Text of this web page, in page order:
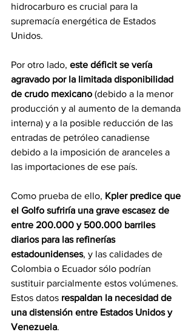
hidrocarburo es crucial para la
supremacía energética de Estados
Unidos.
Por otro lado, este déficit se vería
agravado por la limitada disponibilidad
de crudo mexicano (debido a la menor
producción y al aumento de la demanda
interna) y a la posible reducción de las
entradas de petróleo canadiense
debido a la imposición de aranceles a
las importaciones de ese país.
Como prueba de ello, Kpler predice que
el Golfo sufriría una grave escasez de
entre 200.000 y 500.000 barriles
diarios para las refinerías
estadounidenses, y las calidades de
Colombia o Ecuador sólo podrían
sustituir parcialmente estos volúmenes.
Estos datos respaldan la necesidad de
una distensión entre Estados Unidos y
Venezuela.